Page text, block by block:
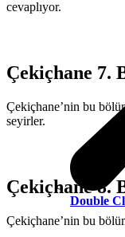
Double
cevaplıyor.
Çekiçhane 7.
Çekiçhane’nin bu
seyirler.
Çekiçhane 8.
Çekiçhane’nin bu